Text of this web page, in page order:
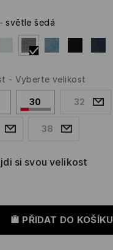
-světle šedá
- Vyberte velikost
30 32
38
si svou velikost
PŘIDAT DO KOŠÍKU